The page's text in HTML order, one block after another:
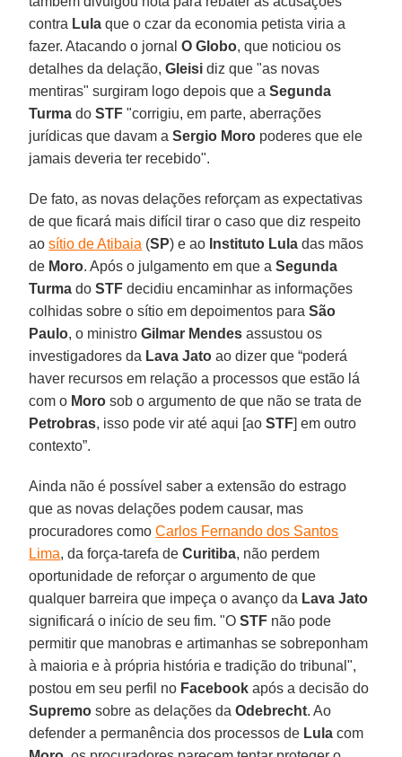
contra Lula que o czar da economia petista viria a
fazer. Atacando o jornalO Globo, que noticiou os
detalhes da delação,Gleisi diz que "as novas
mentiras" surgiram logo depois que aSegunda
Turma do STF "corrigiu, em parte, aberrações
jurídicas que davam aSergio Moro poderes que ele
jamais deveria ter recebido".
De fato, as novas delações reforçam as expectativas
de que ficará mais difícil tirar o caso que diz respeito
aosítio de Atibaia (SP) e ao Instituto Lula das mãos
de Moro. Após o julgamento em que aSegunda
Turma doSTF decidiu encaminhar as informações
colhidas sobre o sítio em depoimentos paraSão
Paulo, o ministroGilmar Mendes assustou os
investigadores da Lava Jato ao dizer que “poderá
haver recursos em relação a processos que estão lá
com o Moro sob o argumento de que não se trata de
Petrobras, isso pode vir até aqui [aoSTF] em outro
contexto”.
Ainda não é possível saber a extensão do estrago
que as novas delações podem causar, mas
procuradores comoCarlos Fernando dos Santos
Lima, da força-tarefa deCuritiba, não perdem
oportunidade de reforçar o argumento de que
qualquer barreira que impeça o avanço da Lava Jato
significará o início de seu fim. "OSTF não pode
permitir que manobras e artimanhas se sobreponham
à maioria e à própria história e tradição do tribunal",
postou em seu perfil no Facebook após a decisão do
Supremo sobre as delações daOdebrecht. Ao
defender a permanência dos processos de Lula com